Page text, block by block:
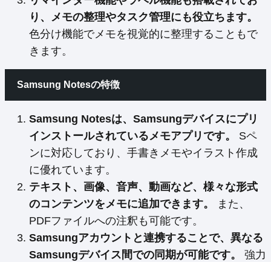
り、メモの整理やタスク管理にも役立ちます。
色分け機能でメモを視覚的に整理することもで
きます。
Samsung Notesの特徴
Samsung Notesは、Samsungデバイスにプリ
インストールされているメモアプリです。
Sペ
ンに対応しており、手書きメモやイラスト作成
に優れています。
テキスト、画像、音声、動画など、様々な形式
のコンテンツをメモに追加できます。
また、
PDFファイルへの注釈も可能です。
Samsungアカウントと連携することで、異なる
Samsungデバイス間での同期が可能です。
強力